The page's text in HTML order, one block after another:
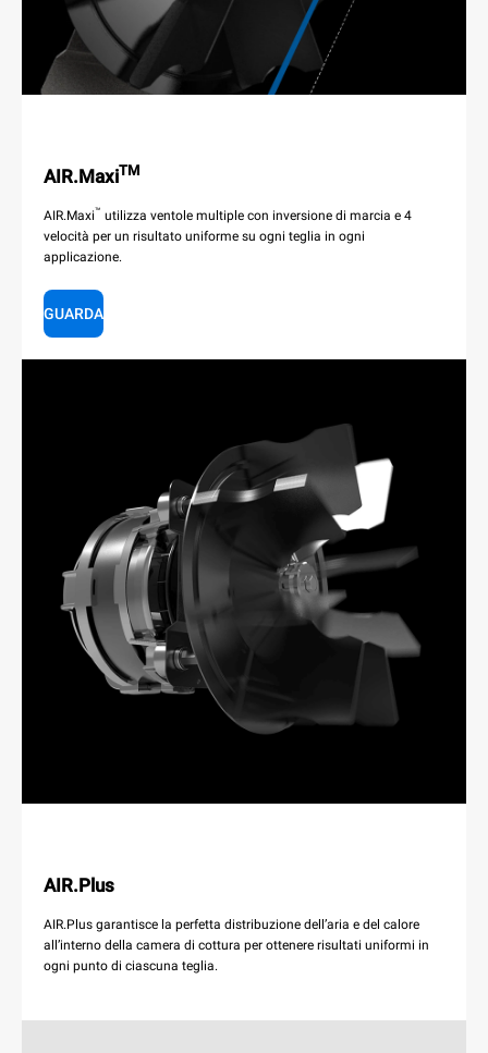
AIR.MaxiTM
AIR.Maxi™ utilizza ventole multiple con inversione di marcia e 4
velocità per un risultato uniforme su ogni teglia in ogni
applicazione.
GUARDA
AIR.Plus
AIR.Plus garantisce la perfetta distribuzione dell’aria e del calore
all’interno della camera di cottura per ottenere risultati uniformi in
ogni punto di ciascuna teglia.